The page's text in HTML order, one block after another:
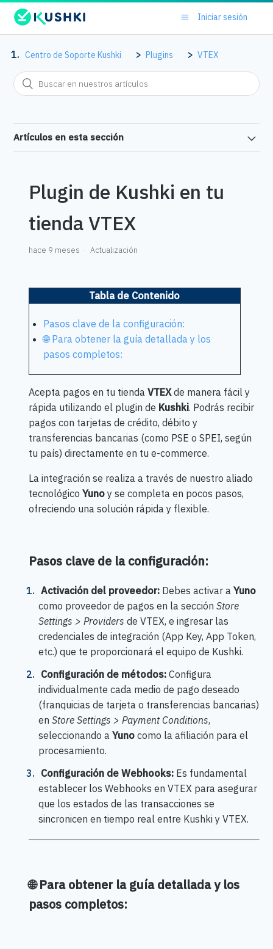
Iniciar sesión
Centro de Soporte Kushki Plugins VTEX
Artículos en esta sección
Plugin de Kushki en tu
tienda VTEX
hace 9 meses Actualización
Tabla de Contenido
Pasos clave de la configuración:
🌐 Para obtener la guía detallada y los
pasos completos:
Acepta pagos en tu tienda VTEXde manera fácil y
rápida utilizando el plugin de Kushki. Podrás recibir
pagos con tarjetas de crédito, débito y
transferencias bancarias (como PSE o SPEI, según
tu país) directamente en tu e-commerce.
La integración se realiza a través de nuestro aliado
tecnológico Yunoy se completa en pocos pasos,
ofreciendo una solución rápida y flexible.
Pasos clave de la configuración:
Activación del proveedor:Debes activar a Yuno
como proveedor de pagos en la sección Store
Settings > Providers de VTEX, e ingresar las
credenciales de integración (App Key, App Token,
etc.) que te proporcionará el equipo de Kushki.
Configuración de métodos:Configura
individualmente cada medio de pago deseado
(franquicias de tarjeta o transferencias bancarias)
en Store Settings > Payment Conditions,
seleccionando a Yunocomo la afiliación para el
procesamiento.
Configuración de Webhooks:Es fundamental
establecer los Webhooks en VTEX para asegurar
que los estados de las transacciones se
sincronicen en tiempo real entre Kushki y VTEX.
🌐 Para obtener la guía detallada y los
pasos completos: